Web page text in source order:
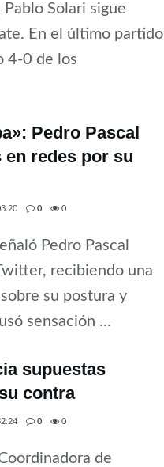
Solari sigue
En el último partido
4-0 de los
Pedro Pascal
en redes por su
0 0
Pedro Pascal
recibiendo una
su postura y
sensación ...
supuestas
contra
0 0
de